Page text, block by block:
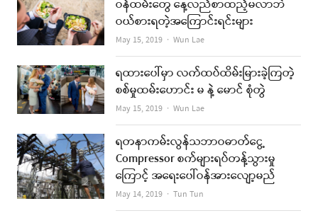
ဝန်ထမ်းတွေ နေ့လည်စာထည့်မလာဘဲ
ဝယ်စားရတဲ့အကြောင်းရင်းများ
May 15, 2019 Author
Wun Lae
ရထားပေါ်မှာ လက်ထပ်ထိမ်းမြားခဲ့ကြတဲ့
စစ်မှုထမ်းဟောင်း မ နဲ့ မောင် စုံတွဲ
May 15, 2019 Author
Wun Lae
ရတနာကမ်းလွန်သဘာဝဓာတ်ငွေ့
Compressor စက်များရပ်တန့်သွားမှု
ကြောင့် အရေးပေါ်ဝန်အားလျော့မည်
May 14, 2019 Author
Tun Tun